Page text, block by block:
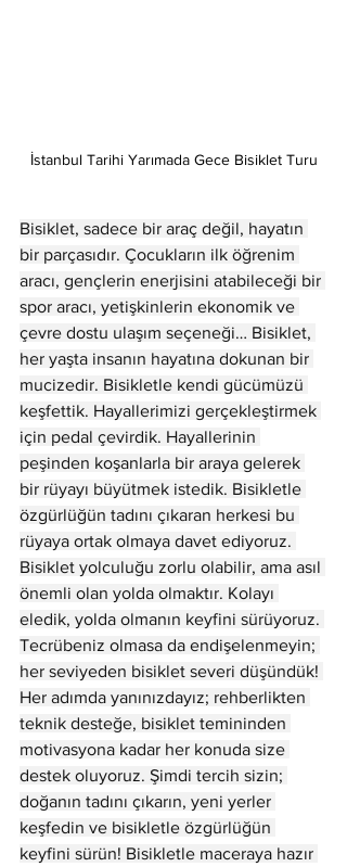
İstanbul Tarihi Yarımada Gece Bisiklet Turu
Bisiklet, sadece bir araç değil, hayatın
bir parçasıdır. Çocukların ilk öğrenim
aracı, gençlerin enerjisini atabileceği bir
spor aracı, yetişkinlerin ekonomik ve
çevre dostu ulaşım seçeneği… Bisiklet,
her yaşta insanın hayatına dokunan bir
mucizedir. Bisikletle kendi gücümüzü
keşfettik. Hayallerimizi gerçekleştirmek
için pedal çevirdik. Hayallerinin
peşinden koşanlarla bir araya gelerek
bir rüyayı büyütmek istedik. Bisikletle
özgürlüğün tadını çıkaran herkesi bu
rüyaya ortak olmaya davet ediyoruz.
Bisiklet yolculuğu zorlu olabilir, ama asıl
önemli olan yolda olmaktır. Kolayı
eledik, yolda olmanın keyfini sürüyoruz.
Tecrübeniz olmasa da endişelenmeyin;
her seviyeden bisiklet severi düşündük!
Her adımda yanınızdayız; rehberlikten
teknik desteğe, bisiklet temininden
motivasyona kadar her konuda size
destek oluyoruz. Şimdi tercih sizin;
doğanın tadını çıkarın, yeni yerler
keşfedin ve bisikletle özgürlüğün
keyfini sürün! Bisikletle maceraya hazır